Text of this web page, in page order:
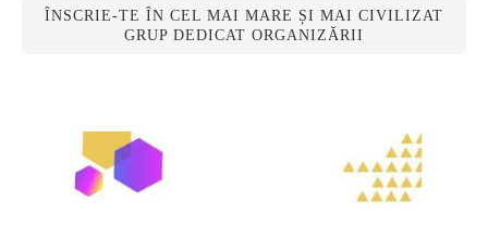
ÎNSCRIE-TE ÎN CEL MAI MARE ȘI MAI CIVILIZAT
GRUP DEDICAT ORGANIZĂRII